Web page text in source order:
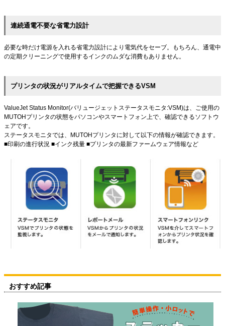
連続通電不要な省電力設計
必要な時だけ電源を入れる省電力設計により電気代をセーブ。もちろん、通電中
の定期クリーニングで使用するインクのムダな消費もありません。
プリンタの状況がリアルタイムで把握できるVSM
ValueJet Status Monitor(バリュージェットステータスモニタ:VSM)は、ご使用の
MUTOHプリンタの状態をパソコンやスマートフォン上で、確認できるソフトウ
ェアです。
ステータスモニタでは、MUTOHプリンタに対して以下の情報が確認できます。
■印刷の進行状況 ■インク残量 ■プリンタの最新ファームウェア情報など
おすすめ記事